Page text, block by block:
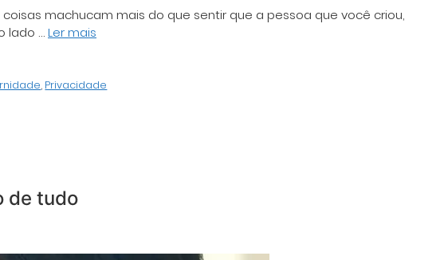
machucam mais do que sentir que a pessoa que você criou,
lado …Ler mais
, Privacidade
de tudo